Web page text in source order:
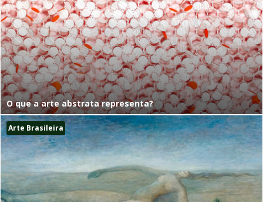
O que a arte abstrata representa?
Arte Brasileira